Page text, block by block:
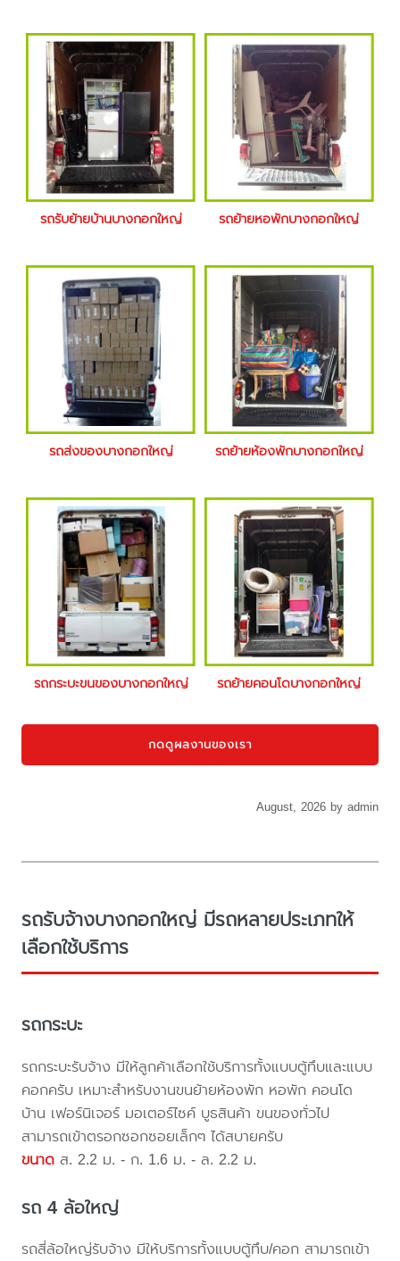
รถรับย้ายบ้านบางกอกใหญ่ รถย้ายหอพักบางกอกใหญ่
รถส่งของบางกอกใหญ่ รถย้ายห้องพักบางกอกใหญ่
รถกระบะขนของบางกอกใหญ่ รถย้ายคอนโดบางกอกใหญ่
กดดูผลงานของเรา
August, 2026 by admin
รถรับจ้างบางกอกใหญ่ มีรถหลายประเภทให้
เลือกใช้บริการ
รถกระบะ
รถกระบะรับจ้าง มีให้ลูกค้าเลือกใช้บริการทั้งแบบตู้ทึบและแบบ
คอกครับ เหมาะสำหรับงานขนย้ายห้องพัก หอพัก คอนโด
บ้าน เฟอร์นิเจอร์ มอเตอร์ไซค์ บูธสินค้า ขนของทั่วไป
สามารถเข้าตรอกซอกซอยเล็กๆ ได้สบายครับ
ขนาด ส. 2.2 ม. - ก. 1.6 ม. - ล. 2.2 ม.
รถ 4 ล้อใหญ่
รถสี่ล้อใหญ่รับจ้าง มีให้บริการทั้งแบบตู้ทึบ/คอก สามารถเข้า